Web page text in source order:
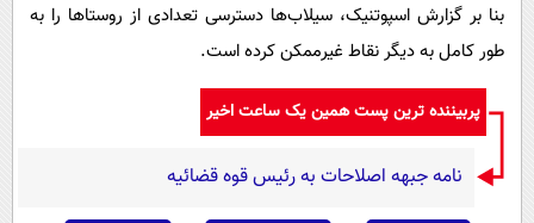
بنا بر گزارش اسپوتنیک، سیلاب‌ها دسترسی تعدادی از روستا‌ها را به
طور کامل به دیگر نقاط غیرممکن کرده است.
پربیننده ترین پست همین یک ساعت اخیر
نامه جبهه اصلاحات به رئیس قوه قضائیه